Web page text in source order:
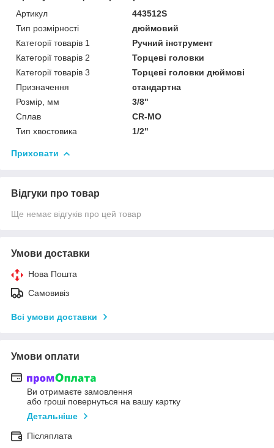
Артикул
443512S
Тип розмірності
дюймовий
Категорії товарів 1
Ручний інструмент
Категорії товарів 2
Торцеві головки
Категорії товарів 3
Торцеві головки дюймові
Призначення
стандартна
Розмір, мм
3/8"
Сплав
CR-MO
Тип хвостовика
1/2"
Приховати
Відгуки про товар
Ще немає відгуків про цей товар
Умови доставки
Нова Пошта
Самовивіз
Всі умови доставки
Умови оплати
Ви отримаєте замовлення
або гроші повернуться на вашу картку
Детальніше
Післяплата